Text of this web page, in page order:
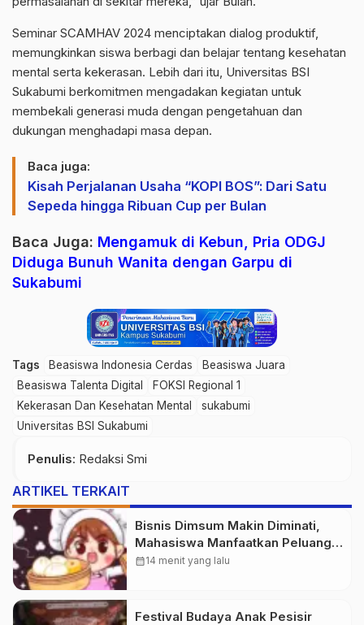
Seminar SCAMHAV 2024 menciptakan dialog produktif,
memungkinkan siswa berbagi dan belajar tentang kesehatan
mental serta kekerasan. Lebih dari itu, Universitas BSI
Sukabumi berkomitmen mengadakan kegiatan untuk
membekali generasi muda dengan pengetahuan dan
dukungan menghadapi masa depan.
Baca juga:
Kisah Perjalanan Usaha “KOPI BOS”: Dari Satu
Sepeda hingga Ribuan Cup per Bulan
Baca Juga: Mengamuk di Kebun, Pria ODGJ
Diduga Bunuh Wanita dengan Garpu di
Sukabumi
Tags Beasiswa Indonesia Cerdas
Beasiswa Juara
Beasiswa Talenta Digital
FOKSI Regional 1
Kekerasan Dan Kesehatan Mental
sukabumi
Universitas BSI Sukabumi
Penulis: Redaksi Smi
ARTIKEL TERKAIT
Bisnis Dimsum Makin Diminati,
Mahasiswa Manfaatkan Peluang
Usaha Kuliner
calendar_month14 menit yang lalu
Festival Budaya Anak Pesisir